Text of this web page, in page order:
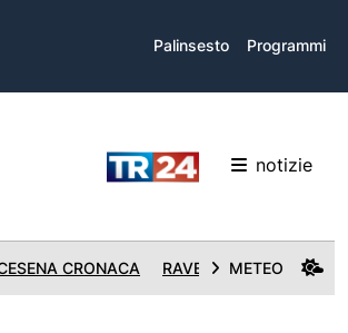
Palinsesto Programmi
notizie
CRONACA RAVENNA CRONACA
METEO